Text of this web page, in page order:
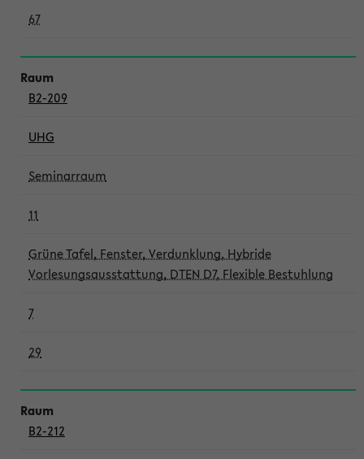
67
B2-209
UHG
Seminarraum
11
Grüne Tafel, Fenster, Verdunklung, Hybride
Vorlesungsausstattung, DTEN D7, Flexible Bestuhlung
7
29
B2-212